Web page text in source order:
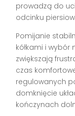
prowadzą do
odcinku
Pomijanie
kółkami i wybór
zwiększają
czas
regulowanych
domknięcie
kończynach